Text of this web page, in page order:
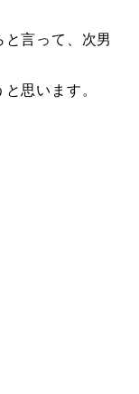
言って、次男
思います。